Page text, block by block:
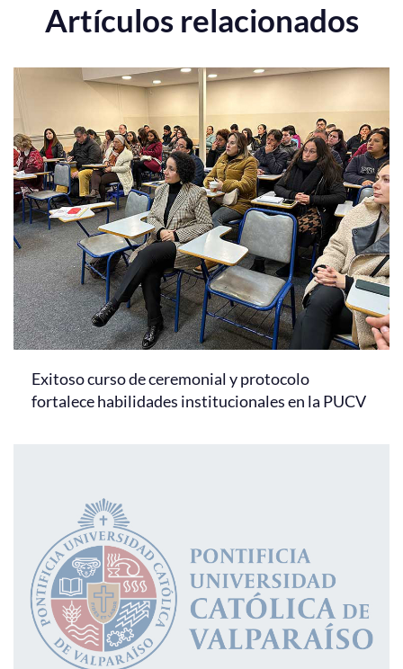
Artículos relacionados
Exitoso curso de ceremonial y protocolo
fortalece habilidades institucionales en la PUCV